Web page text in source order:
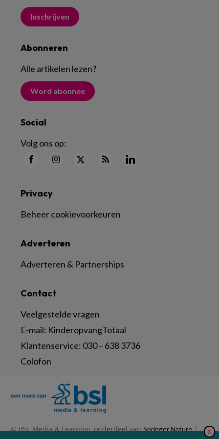
Inschrijven
Abonneren
Alle artikelen lezen?
Word abonnee
Social
Volg ons op:
Contact
Veelgestelde vragen
E-mail: KinderopvangTotaal
Klantenservice: 030 – 638 3736
Colofon
Adverteren
Adverteren & Partnerships
Privacy
Beheer cookievoorkeuren
© BSL Media & Learning, onderdeel vanSpringer Nature| X